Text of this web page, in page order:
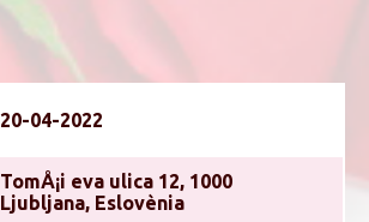
20-04-2022
TomÅ¡i eva ulica 12, 1000
Ljubljana, Eslovènia